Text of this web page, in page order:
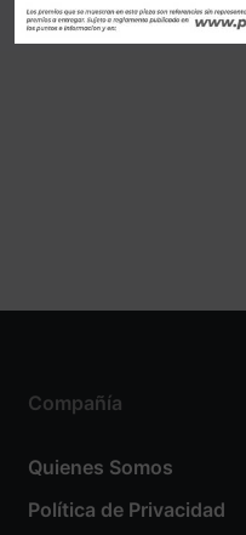
Compañía
Quienes Somos
Política de Privacidad